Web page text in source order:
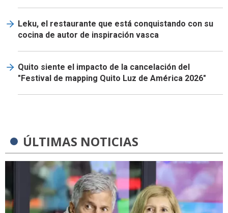
Leku, el restaurante que está conquistando con su
cocina de autor de inspiración vasca
Quito siente el impacto de la cancelación del
"Festival de mapping Quito Luz de América 2026"
ÚLTIMAS NOTICIAS